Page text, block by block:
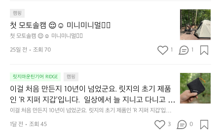
줍니다.  이 슬립 웜을 쓰는 것만으로 그곳은 나만의 밤
이 됩니다.  안녕히 주무세요.
밤이 됩니다.  안녕히 주무세요.
도
자
연
속
에
의
휴
식
에
도
이
캠핑
첫 모토솔캠 😌☺️ 미니미니멀👌🏼
첫 모토솔캠 😌☺️ 미니미니멀👌🏼
첫
모
토
솔
캠
☺️
미
니
미
멀
👌🏼
25일 전 조회 70 1 1
릿지마운틴기어 RIDGE 캠핑
이걸 처음 만든지 10년이 넘었군요. 릿지의 초기 제품
인 ‘R 지퍼 지갑’입니다.  일상에서 늘 지니고 다니고 싶
어지는 물건에는 크기, 무게, 형태, 색감 사이의 아주 미
묘한 밸런스가 존재합니다.  예를 들자면 일에 집중하
느라 책상 위 가장자리에 대충 걸쳐 놓아도 시야에 걸
이걸 처음 만든지 10년이 넘었군요. 릿지의 초기 제품인 ‘R 지퍼 지갑’입니
다.  일상에서 늘 지니고 다니고 싶어지는 물건에는 크기, 무게, 형태, 색감
사이의 아주 미묘한 밸런스가 존재합니다.  예를 들자면 일에 집중하느라 책
이
걸
처
음
든
1달 전 조회 45 3 0